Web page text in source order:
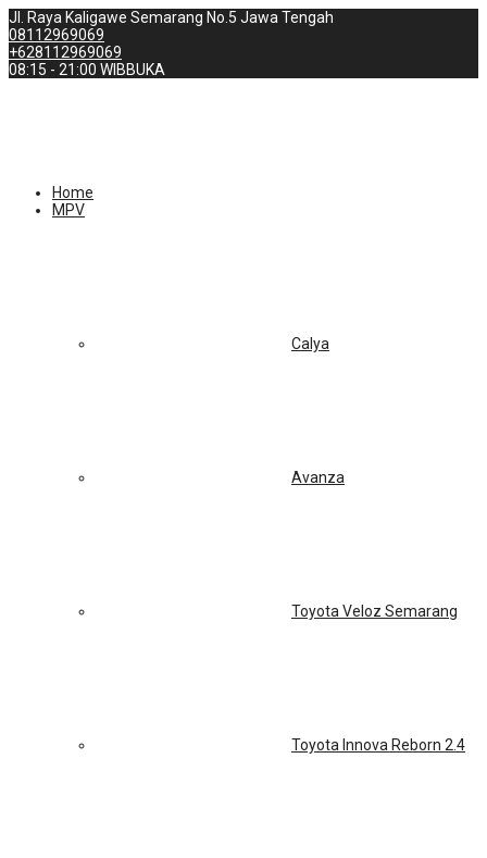
Jl. Raya Kaligawe Semarang No.5 Jawa Tengah
08112969069
+628112969069
08:15 - 21:00 WIBBUKA
Home
MPV
Calya
Avanza
Toyota Veloz Semarang
Toyota Innova Reborn 2.4